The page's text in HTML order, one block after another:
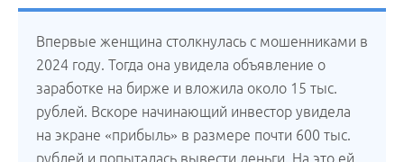
Впервые женщина столкнулась с мошенниками в
2024 году. Тогда она увидела объявление о
заработке на бирже и вложила около 15 тыс.
рублей. Вскоре начинающий инвестор увидела
на экране «прибыль» в размере почти 600 тыс.
рублей и попыталась вывести деньги. На это ей